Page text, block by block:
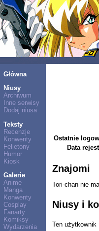
Główna
Niusy
Archiwum
Inne serwisy
Dodaj niusa
Teksty
Recenzje
Konwenty
Felietony
Humor
Kiosk
Galerie
Anime
Manga
Konwenty
Cosplay
Fanarty
Komiksy
Wydarzenia
Ostatnie
Data
Znajomi
Tori-chan nie
Niusy i
Ten użytkownik